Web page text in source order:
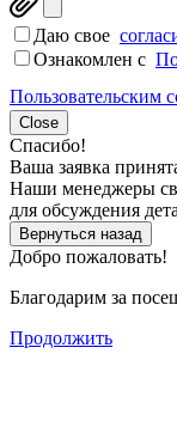
Даю свое
Ознакомлен c
Пользовательским
Close
Спасибо!
Ваша заявка
Наши менеджеры
для обсуждения
Вернуться назад
Добро пожаловать!
Благодарим за
Продолжить